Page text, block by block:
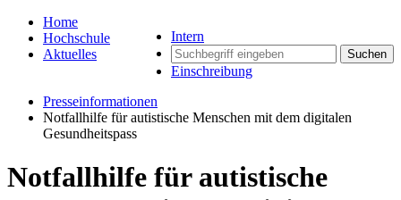
Intern
Suchen
Einschreibung
Home
Hochschule
Aktuelles
Presseinformationen
Notfallhilfe für autistische Menschen mit dem digitalen
Gesundheitspass
Notfallhilfe für autistische